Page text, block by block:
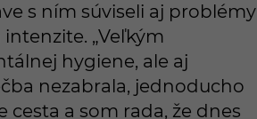
s ním súviseli aj problémy
„Veľkým
hygiene, ale aj
nezabrala, jednoducho
a som rada, že dnes